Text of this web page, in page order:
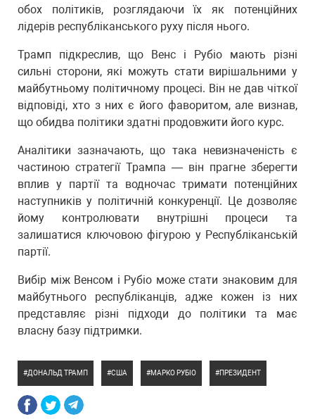
обох політиків, розглядаючи їх як потенційних
лідерів республіканського руху після нього.
Трамп підкреслив, що Венс і Рубіо мають різні
сильні сторони, які можуть стати вирішальними у
майбутньому політичному процесі. Він не дав чіткої
відповіді, хто з них є його фаворитом, але визнав,
що обидва політики здатні продовжити його курс.
Аналітики зазначають, що така невизначеність є
частиною стратегії Трампа — він прагне зберегти
вплив у партії та водночас тримати потенційних
наступників у політичній конкуренції. Це дозволяє
йому контролювати внутрішні процеси та
залишатися ключовою фігурою у Республіканській
партії.
Вибір між Венсом і Рубіо може стати знаковим для
майбутнього республіканців, адже кожен із них
представляє різні підходи до політики та має
власну базу підтримки.
ДОНАЛЬД ТРАМП США МАРКО РУБІО ПРЕЗИДЕНТ